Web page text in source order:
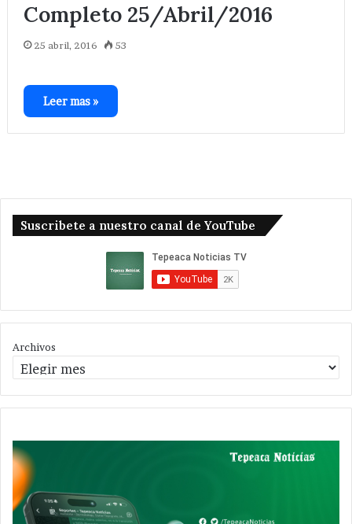
Completo 25/Abril/2016
25 abril, 2016 53
Leer mas »
Suscribete a nuestro canal de YouTube
Archivos